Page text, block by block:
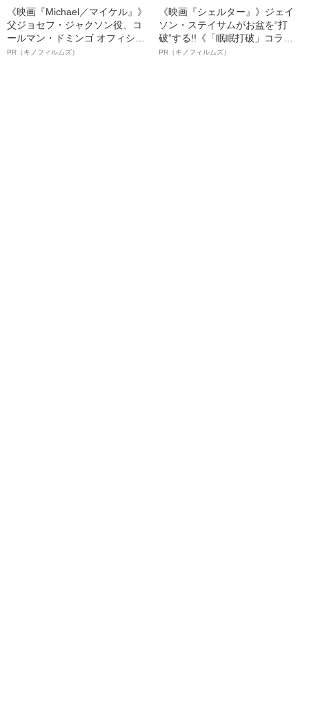
《映画『Michael／マイケル』》
父ジョセフ・ジャクソン役、コ
ールマン・ドミンゴ オフィシャ
ルインタビュー“観客を魅了した
PR（キノフィルムズ）
《映画『シェルター』》ジェイ
ソン・ステイサムがお盆を“打
破”する!!《「眠眠打破」コラ
ボ》
PR（キノフィルムズ）